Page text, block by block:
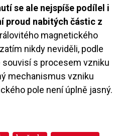
se ale nejspíše podílel i
proud nabitých částic z
magnetického
nikdy neviděli, podle
s procesem vzniku
mechanismus vzniku
pole není úplně jasný.